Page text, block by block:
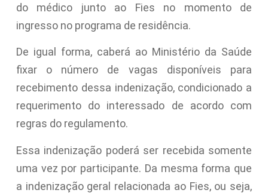
do médico junto ao Fies no momento de
ingresso no programa de residência.
De igual forma, caberá ao Ministério da Saúde
fixar o número de vagas disponíveis para
recebimento dessa indenização, condicionado a
requerimento do interessado de acordo com
regras do regulamento.
Essa indenização poderá ser recebida somente
uma vez por participante. Da mesma forma que
a indenização geral relacionada ao Fies, ou seja,